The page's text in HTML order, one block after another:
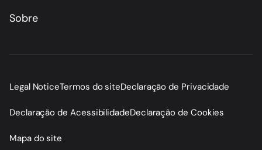
Sobre
Legal NoticeTermos do siteDeclaração de Privacidade
Declaração de AcessibilidadeDeclaração de Cookies
Mapa do site